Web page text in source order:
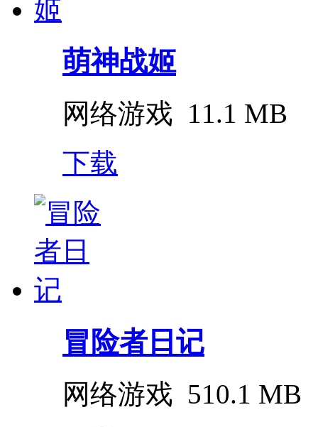
萌神战姬
网络游戏 11.1 MB
下载
冒险者日记
网络游戏 510.1 MB